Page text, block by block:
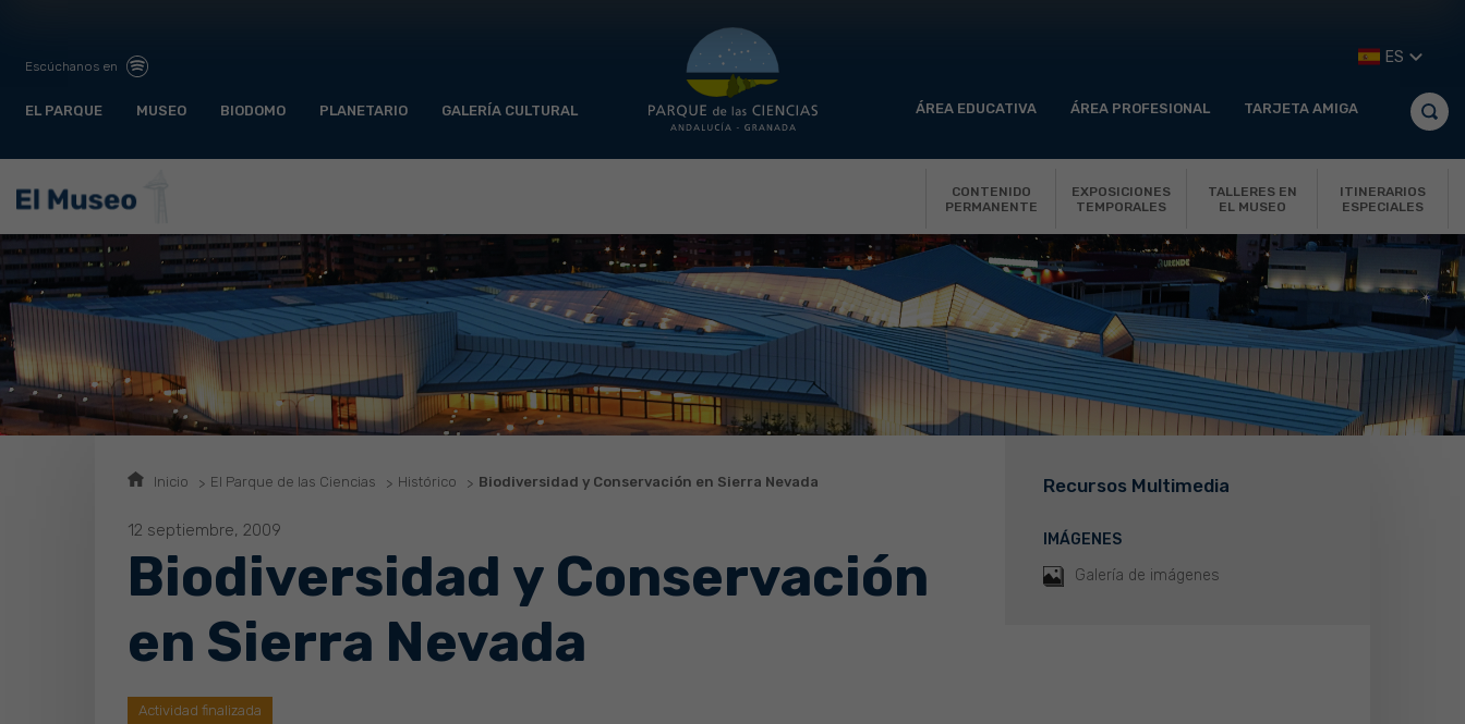
Escúchanos en
EL PARQUE MUSEO BIODOMO PLANETARIO GALERÍA CULTURAL ÁREA EDUCATIVA ÁREA PROFESIONAL TARJETA AMIGA
ES
CONTENIDO
PERMANENTE
EXPOSICIONES
TEMPORALES
TALLERES EN
EL MUSEO
ITINERARIOS
ESPECIALES
Inicio El Parque de las Ciencias Histórico Biodiversidad y Conservación en Sierra Nevada
12 septiembre, 2009
Biodiversidad y Conservación
en Sierra Nevada
Actividad finalizada
Recursos Multimedia
IMÁGENES
Galería de imágenes